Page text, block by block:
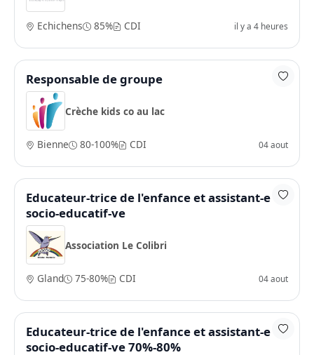
Echichens 85% CDI il y a 4 heures
Responsable de groupe
Crèche kids co au lac
Bienne 80-100% CDI 04 aout
Educateur-trice de l'enfance et assistant-e
socio-educatif-ve
Association Le Colibri
Gland 75-80% CDI 04 aout
Educateur-trice de l'enfance et assistant-e
socio-educatif-ve 70%-80%